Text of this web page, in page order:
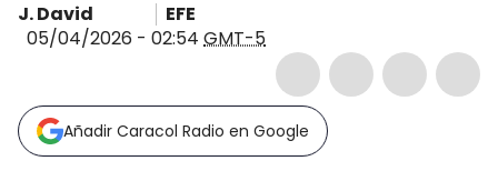
J. David
EFE
05/04/2026 - 02:54 GMT-5
Añadir Caracol Radio en Google